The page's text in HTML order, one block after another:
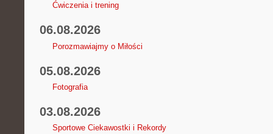
Ćwiczenia i trening
06.08.2026
Porozmawiajmy o Miłości
05.08.2026
Fotografia
03.08.2026
Sportowe Ciekawostki i Rekordy